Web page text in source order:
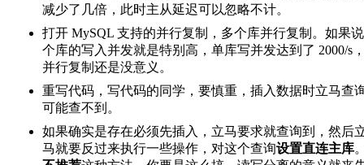
减少了几倍，此时主从延迟可以忽略不计。
打开 MySQL 支持的并行复制，多个库并行复制。如果
个库的写入并发就是特别高，单库写并发达到了 2000/s
并行复制还是没意义。
重写代码，写代码的同学，要慎重，插入数据时立马查
可能查不到。
如果确实是存在必须先插入，立马要求就查询到，然后
马就要反过来执行一些操作，对这个查询设置直连主库